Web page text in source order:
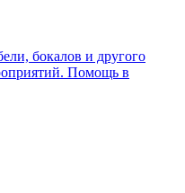
бокалов и другого
Помощь в